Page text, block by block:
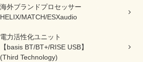
海外ブランドプロセッサー
HELIX/MATCH/ESXaudio
電力活性化ユニット
【basis BT/BT+/RISE USB】
(Third Technology)